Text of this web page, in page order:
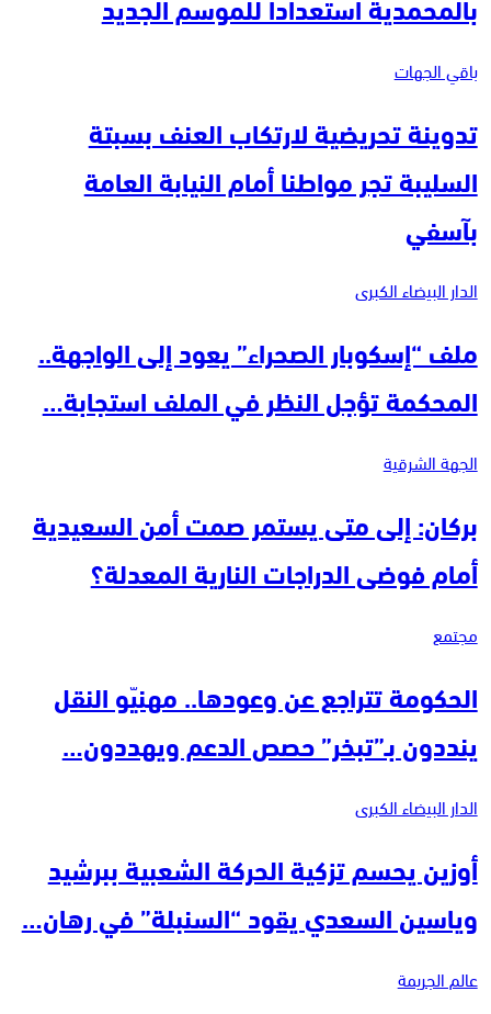
باقي الجهات
تدوينة تحريضية لارتكاب العنف بسبتة
السليبة تجر مواطنا أمام النيابة العامة
بآسفي
الدار البيضاء الكبرى
ملف “إسكوبار الصحراء” يعود إلى الواجهة..
المحكمة تؤجل النظر في الملف استجابة…
الجهة الشرقية
بركان: إلى متى يستمر صمت أمن السعيدية
أمام فوضى الدراجات النارية المعدلة؟
مجتمع
الحكومة تتراجع عن وعودها.. مهنيّو النقل
ينددون بـ”تبخر” حصص الدعم ويهددون…
الدار البيضاء الكبرى
أوزين يحسم تزكية الحركة الشعبية ببرشيد
وياسين السعدي يقود “السنبلة” في رهان…
عالم الجريمة